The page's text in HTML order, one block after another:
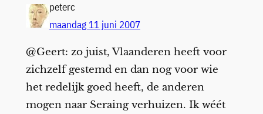
peterc
maandag 11 juni 2007
@Geert: zo juist, Vlaanderen heeft voor
zichzelf gestemd en dan nog voor wie
het redelijk goed heeft, de anderen
mogen naar Seraing verhuizen. Ik wéét